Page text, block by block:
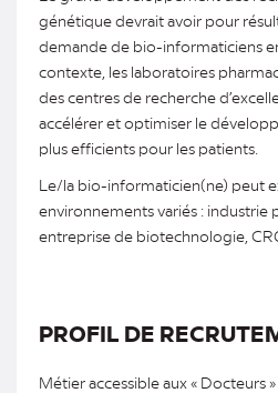
génétique devrait avoir pour
demande de bio-informaticiens
contexte, les laboratoires
des centres de recherche
accélérer et optimiser le
plus efficients pour les patients.
Le/la bio-informaticien(ne) peut
environnements variés : industrie
entreprise de biotechnologie,
PROFIL DE
Métier accessible aux « Docteurs